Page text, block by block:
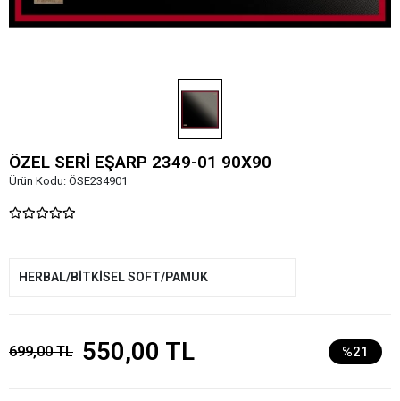
ÖZEL SERİ EŞARP 2349-01 90X90
Ürün Kodu: ÖSE234901
HERBAL/BİTKİSEL SOFT/PAMUK
699,00 TL 550,00 TL %21